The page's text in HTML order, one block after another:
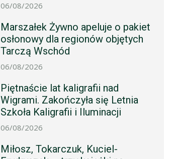
06/08/2026
Marszałek Żywno apeluje o pakiet
osłonowy dla regionów objętych
Tarczą Wschód
06/08/2026
Piętnaście lat kaligrafii nad
Wigrami. Zakończyła się Letnia
Szkoła Kaligrafii i Iluminacji
06/08/2026
Miłosz, Tokarczuk, Kuciel-